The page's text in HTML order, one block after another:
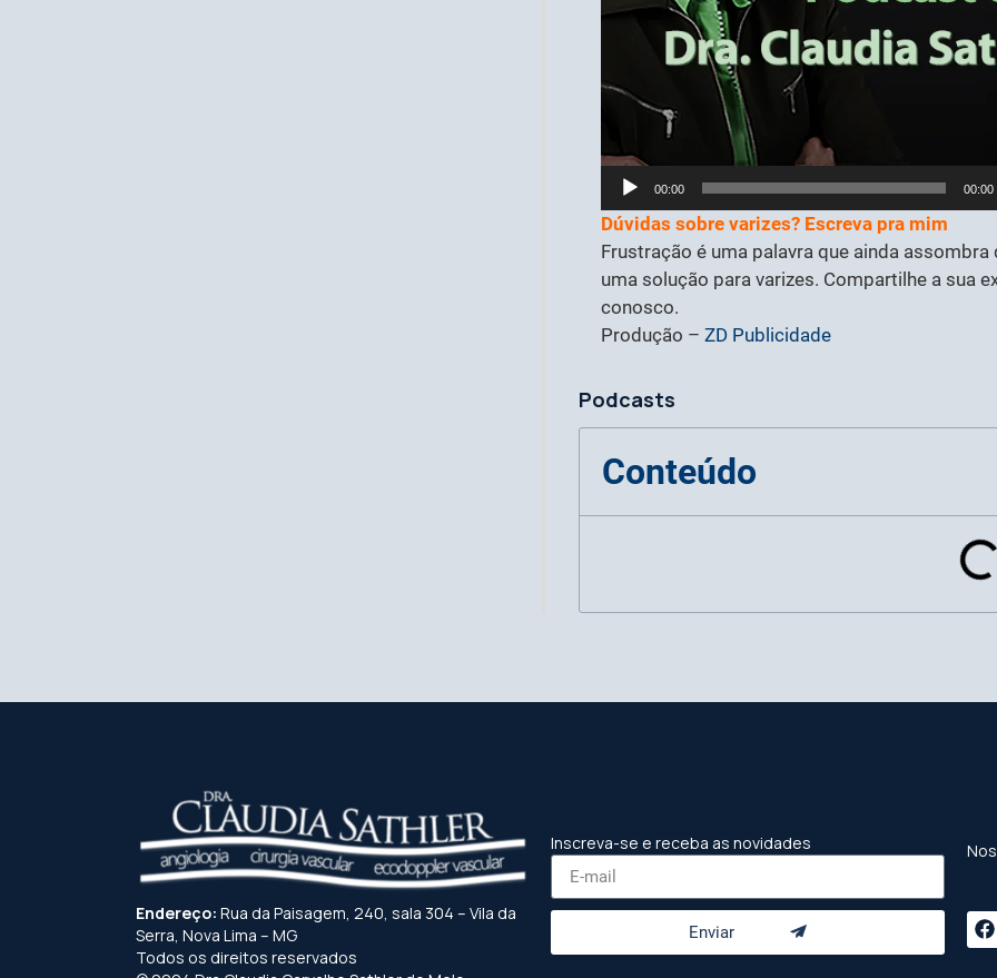
Tocador
de
áudio
00:00 00:00
Dúvidas sobre varizes? Escreva pra mim
Frustração é uma palavra que ainda assombra
uma solução para varizes. Compartilhe a sua
conosco.
Produção – ZD Publicidade
Podcasts
Conteúdo
Endereço: Rua da Paisagem, 240, sala 304 – Vila da
Serra, Nova Lima – MG
Todos os direitos reservados
Inscreva-se e receba as novidades
Enviar